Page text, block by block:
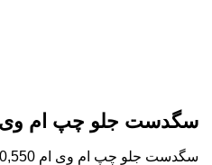
سگدست جلو چپ ام وی ام
سگدست جلو چپ ام وی ام 530,550 با کیفیت و قیمت رقابتی.